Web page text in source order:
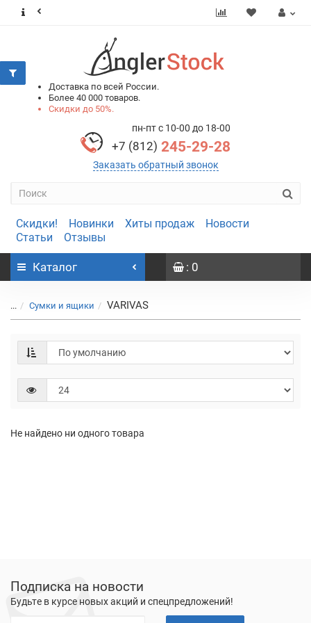
Доставка по всей России.
Более 40 000 товаров.
Скидки до 50%.
пн-пт с 10-00 до 18-00
+7 (812) 245-29-28
Заказать обратный звонок
Скидки! Новинки Хиты продаж
Новости
Статьи
Отзывы
Каталог : 0
... Сумки и ящики VARIVAS
Не найдено ни одного товара
Подписка на новости
Будьте в курсе новых акций и спецпредложений!